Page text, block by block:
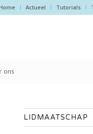
Actueel Tutorials
ons
LIDMAATSCHAP